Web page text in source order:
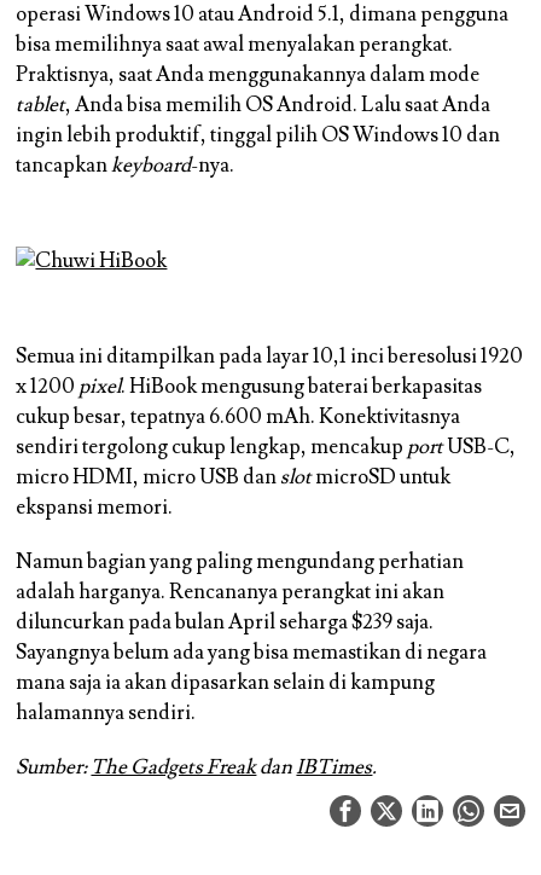
operasi Windows 10 atau Android 5.1, dimana pengguna
bisa memilihnya saat awal menyalakan perangkat.
Praktisnya, saat Anda menggunakannya dalam mode
tablet, Anda bisa memilih OS Android. Lalu saat Anda
ingin lebih produktif, tinggal pilih OS Windows 10 dan
tancapkankeyboard-nya.
Semua ini ditampilkan pada layar 10,1 inci beresolusi 1920
x 1200 pixel. HiBook mengusung baterai berkapasitas
cukup besar, tepatnya 6.600 mAh. Konektivitasnya
sendiri tergolong cukup lengkap, mencakup portUSB-C,
micro HDMI, micro USB danslotmicroSD untuk
ekspansi memori.
Namun bagian yang paling mengundang perhatian
adalah harganya. Rencananya perangkat ini akan
diluncurkan pada bulan April seharga $239 saja.
Sayangnya belum ada yang bisa memastikan di negara
mana saja ia akan dipasarkan selain di kampung
halamannya sendiri.
Sumber: The Gadgets FreakdanIBTimes.